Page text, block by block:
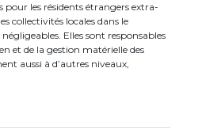
pour les résidents étrangers extra-
collectivités locales dans le
Elles sont responsables
et de la gestion matérielle des
aussi à d’autres niveaux,